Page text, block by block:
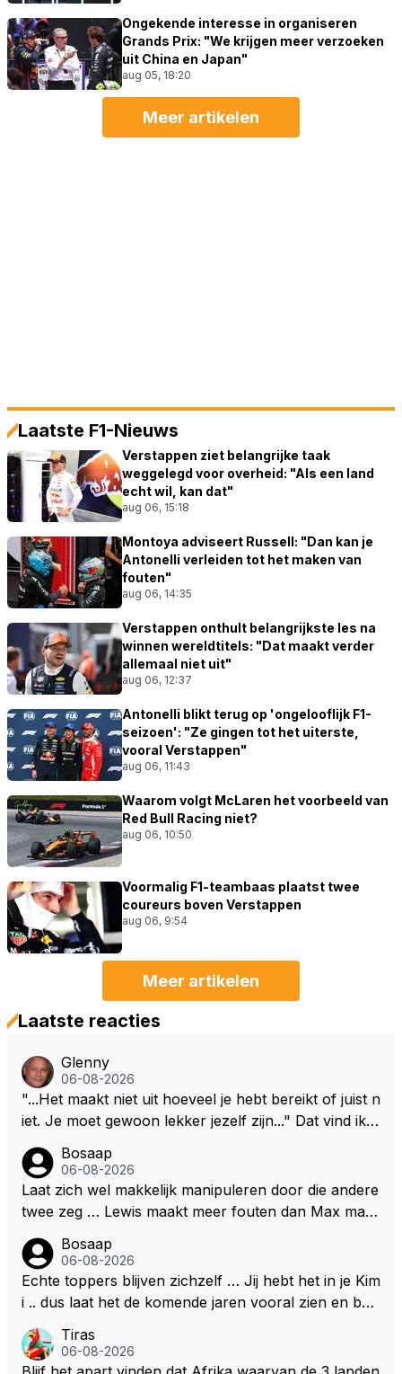
Ongekende interesse in organiseren
Grands Prix: "We krijgen meer verzoeken
uit China en Japan"
aug 05, 18:20
Meer artikelen
Laatste F1-Nieuws
Verstappen ziet belangrijke taak
weggelegd voor overheid: "Als een land
echt wil, kan dat"
aug 06, 15:18
Montoya adviseert Russell: "Dan kan je
Antonelli verleiden tot het maken van
fouten"
aug 06, 14:35
Verstappen onthult belangrijkste les na
winnen wereldtitels: "Dat maakt verder
allemaal niet uit"
aug 06, 12:37
Antonelli blikt terug op 'ongelooflijk F1-
seizoen': "Ze gingen tot het uiterste,
vooral Verstappen"
aug 06, 11:43
Waarom volgt McLaren het voorbeeld van
Red Bull Racing niet?
aug 06, 10:50
Voormalig F1-teambaas plaatst twee
coureurs boven Verstappen
aug 06, 9:54
Meer artikelen
Laatste reacties
Glenny
06-08-2026
"...Het maakt niet uit hoeveel je hebt bereikt of juist n
iet. Je moet gewoon lekker jezelf zijn..." Dat vind ik z
waliteit en niet om kwantiteit in het (zijn) leven. Voor
zo'n mindset in een wereld waarin het nota bene he
el vaak juist WEL om kwantiteit draait, en dat op z
bben. Toen hij zijn eerste titel in Abu Dhabi won in 2
021 zei hij al direct dat hij had bereikt wat hij altijd al g
raag wilde. Max was tevreden, de rest is bonus. Iets
dergelijks heb ik bijvoorbeeld Lando Norris nog niet
horen zeggen. Eigenlijk nog geen enkele andere cou
reur...
Bosaap
06-08-2026
Laat zich wel makkelijk manipuleren door die andere
twee zeg … Lewis maakt meer fouten dan Max maar
dt goed, begrijp mij goed, maar heeft ook het beste
materiaal .. Het kan en mag nooit zo zijn dat hij kwa
rijden hoger ingeschaald wordt dan Lewis en Max ..
toch echt te kort ..
Bosaap
06-08-2026
Echte toppers blijven zichzelf … Jij hebt het in je Kim
i .. dus laat het de komende jaren vooral zien en be
Tiras
06-08-2026